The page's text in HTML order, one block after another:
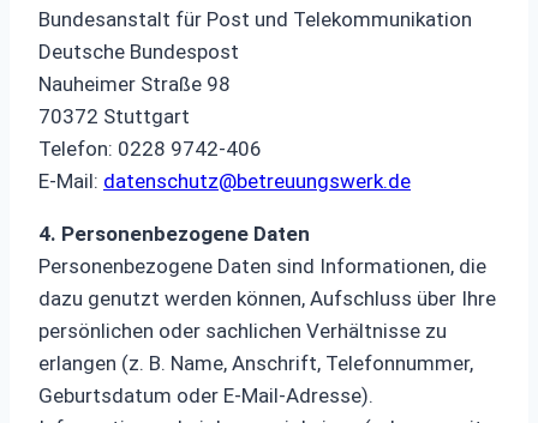
Bundesanstalt für Post und Telekommunikation
Deutsche Bundespost
Nauheimer Straße 98
70372 Stuttgart
Telefon: 0228 9742-406
E-Mail: datenschutz@betreuungswerk.de
4. Personenbezogene Daten
Personenbezogene Daten sind Informationen, die
dazu genutzt werden können, Aufschluss über Ihre
persönlichen oder sachlichen Verhältnisse zu
erlangen (z. B. Name, Anschrift, Telefonnummer,
Geburtsdatum oder E-Mail-Adresse).